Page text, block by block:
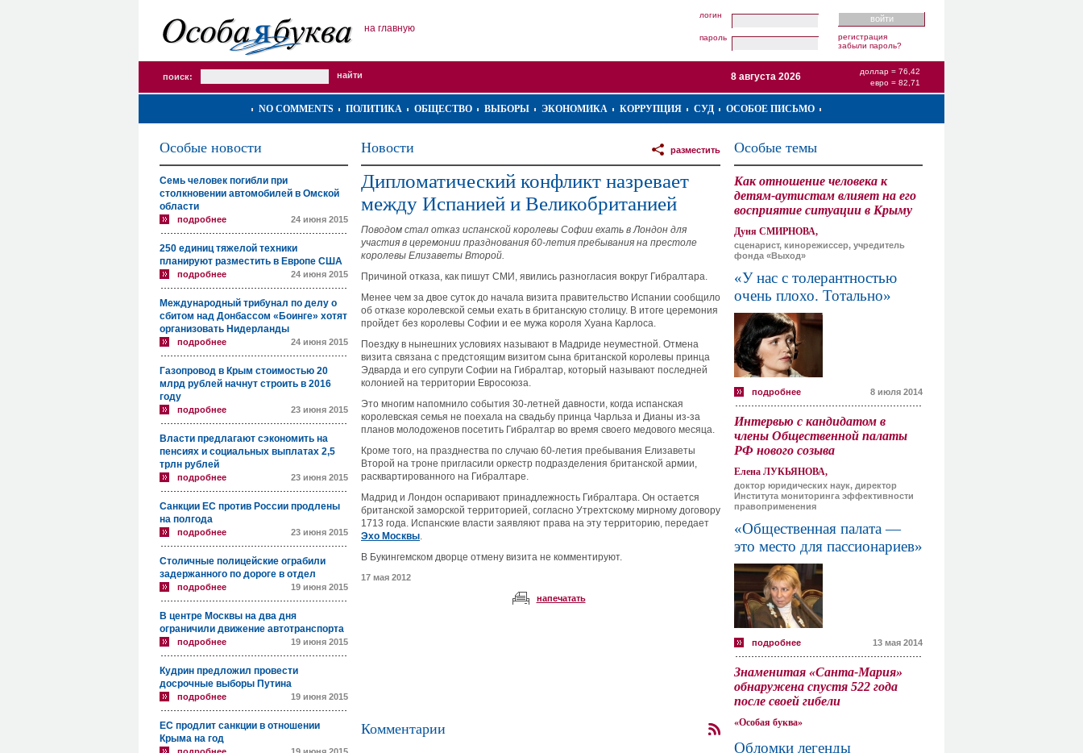
на главную
логин
пароль
регистрация
забыли пароль?
поиск:
доллар = 76,42
евро = 82,71
8 августа 2026
NO COMMENTS ПОЛИТИКА ОБЩЕСТВО ВЫБОРЫ ЭКОНОМИКА КОРРУПЦИЯ СУД ОСОБОЕ ПИСЬМО
Особые новости
Семь человек погибли при
столкновении автомобилей в Омской
области
подробнее 24 июня 2015
250 единиц тяжелой техники
планируют разместить в Европе США
подробнее 24 июня 2015
Международный трибунал по делу о
сбитом над Донбассом «Боинге» хотят
организовать Нидерланды
подробнее 24 июня 2015
Газопровод в Крым стоимостью 20
млрд рублей начнут строить в 2016
году
подробнее 23 июня 2015
Власти предлагают сэкономить на
пенсиях и социальных выплатах 2,5
трлн рублей
подробнее 23 июня 2015
Санкции ЕС против России продлены
на полгода
подробнее 23 июня 2015
Столичные полицейские ограбили
задержанного по дороге в отдел
подробнее 19 июня 2015
В центре Москвы на два дня
ограничили движение автотранспорта
подробнее 19 июня 2015
Кудрин предложил провести
досрочные выборы Путина
подробнее 19 июня 2015
ЕС продлит санкции в отношении
Крыма на год
Новости разместить
Дипломатический конфликт назревает
между Испанией и Великобританией
Поводом стал отказ испанской королевы Софии ехать в Лондон для
участия в церемонии празднования 60-летия пребывания на престоле
королевы Елизаветы Второй.
Причиной отказа, как пишут СМИ, явились разногласия вокруг Гибралтара.
Менее чем за двое суток до начала визита правительство Испании сообщило
об отказе королевской семьи ехать в британскую столицу. В итоге церемония
пройдет без королевы Софии и ее мужа короля Хуана Карлоса.
Поездку в нынешних условиях называют в Мадриде неуместной. Отмена
визита связана с предстоящим визитом сына британской королевы принца
Эдварда и его супруги Софии на Гибралтар, который называют последней
колонией на территории Евросоюза.
Это многим напомнило события 30-летней давности, когда испанская
королевская семья не поехала на свадьбу принца Чарльза и Дианы из-за
планов молодоженов посетить Гибралтар во время своего медового месяца.
Кроме того, на празднества по случаю 60-летия пребывания Елизаветы
Второй на троне пригласили оркестр подразделения британской армии,
расквартированного на Гибралтаре.
Мадрид и Лондон оспаривают принадлежность Гибралтара. Он остается
британской заморской территорией, согласно Утрехтскому мирному договору
1713 года. Испанские власти заявляют права на эту территорию, передает
Эхо Москвы.
В Букингемском дворце отмену визита не комментируют.
17 мая 2012
напечатать
Комментарии
Особые темы
Как отношение человека к
детям-аутистам влияет на его
восприятие ситуации в Крыму
Дуня СМИРНОВА,
сценарист, кинорежиссер, учредитель
фонда «Выход»
«У нас с толерантностью
очень плохо. Тотально»
подробнее 8 июля 2014
Интервью с кандидатом в
члены Общественной палаты
РФ нового созыва
Елена ЛУКЬЯНОВА,
доктор юридических наук, директор
Института мониторинга эффективности
правоприменения
«Общественная палата —
это место для пассионариев»
подробнее 13 мая 2014
Знаменитая «Санта-Мария»
обнаружена спустя 522 года
после своей гибели
«Особая буква»
Обломки легенды